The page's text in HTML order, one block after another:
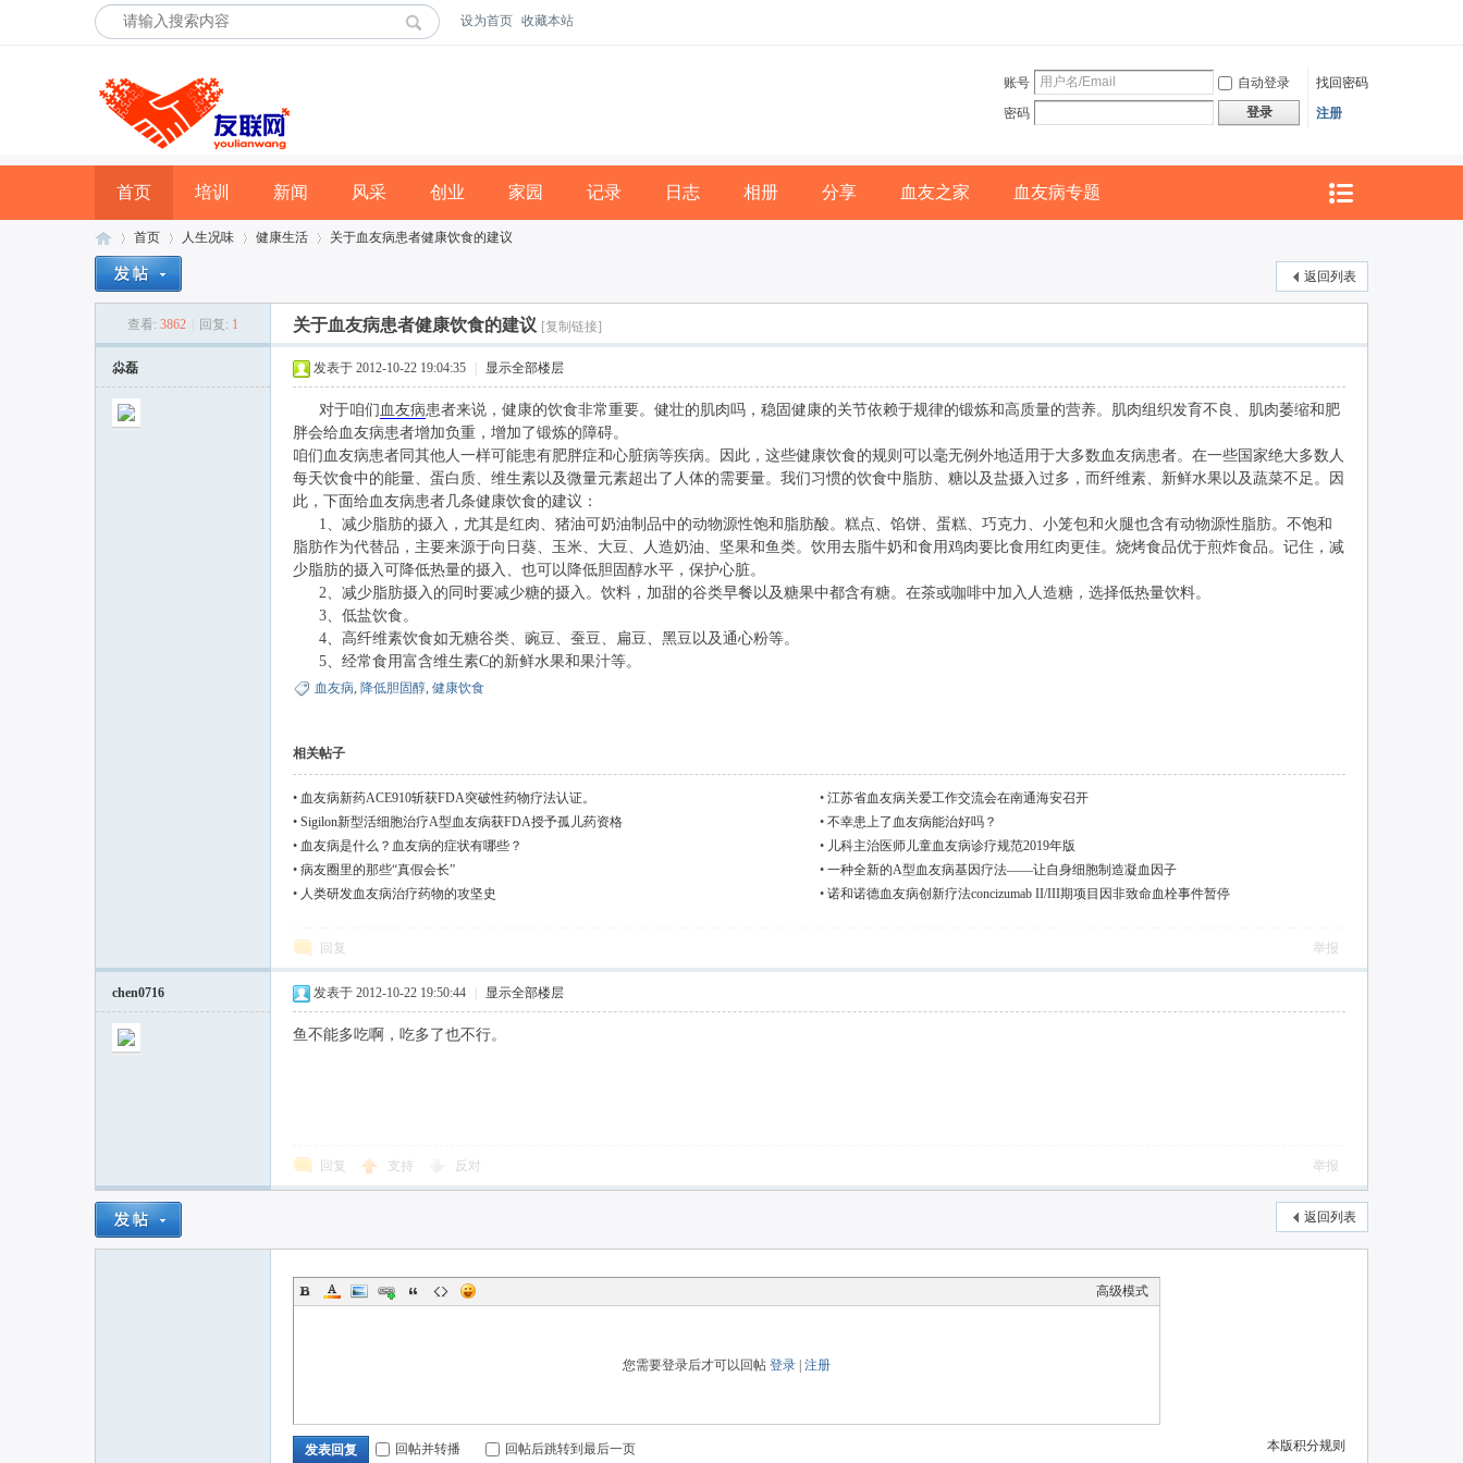
设为首页 收藏本站
账号 自动登录
找回密码
密码
登录 注册
首页 培训 新闻 风采 创业 家园 记录 日志 相册 分享 血友之家 血友病专题
首页
›
人生况味
›
健康生活
›
关于血友病患者健康饮食的建议
返回列表
查看: 3862 回复: 1 关于血友病患者健康饮食的建议 [复制链接]
尛磊 发表于 2012-10-22 19:04:35 显示全部楼层
对于咱们 血友病患者来说，健康的饮食非常重要。健壮的肌肉吗，稳固健康的关节依赖于规律的锻炼和高质量的营养。肌肉组织发育不良、肌肉萎缩和肥
胖会给血友病患者增加负重，增加了锻炼的障碍。
咱们血友病患者同其他人一样可能患有肥胖症和心脏病等疾病。因此，这些健康饮食的规则可以毫无例外地适用于大多数血友病患者。在一些国家绝大多数人
每天饮食中的能量、蛋白质、维生素以及微量元素超出了人体的需要量。我们习惯的饮食中脂肪、糖以及盐摄入过多，而纤维素、新鲜水果以及蔬菜不足。因
此，下面给血友病患者几条健康饮食的建议：
1、减少脂肪的摄入，尤其是红肉、猪油可奶油制品中的动物源性饱和脂肪酸。糕点、馅饼、蛋糕、巧克力、小笼包和火腿也含有动物源性脂肪。不饱和
脂肪作为代替品，主要来源于向日葵、玉米、大豆、人造奶油、坚果和鱼类。饮用去脂牛奶和食用鸡肉要比食用红肉更佳。烧烤食品优于煎炸食品。记住，减
少脂肪的摄入可降低热量的摄入、也可以降低胆固醇水平，保护心脏。
2、减少脂肪摄入的同时要减少糖的摄入。饮料，加甜的谷类早餐以及糖果中都含有糖。在茶或咖啡中加入人造糖，选择低热量饮料。
3、低盐饮食。
4、高纤维素饮食如无糖谷类、豌豆、蚕豆、扁豆、黑豆以及通心粉等。
5、经常食用富含维生素C的新鲜水果和果汁等。
血友病, 降低胆固醇, 健康饮食
相关帖子
• 血友病新药ACE910斩获FDA突破性药物疗法认证。 • 江苏省血友病关爱工作交流会在南通海安召开
• Sigilon新型活细胞治疗A型血友病获FDA授予孤儿药资格 • 不幸患上了血友病能治好吗？
• 血友病是什么？血友病的症状有哪些？ • 儿科主治医师儿童血友病诊疗规范2019年版
• 病友圈里的那些“真假会长” • 一种全新的A型血友病基因疗法——让自身细胞制造凝血因子
• 人类研发血友病治疗药物的攻坚史 • 诺和诺德血友病创新疗法concizumab II/III期项目因非致命血栓事件暂停
回复 举报
chen0716 发表于 2012-10-22 19:50:44 显示全部楼层
鱼不能多吃啊，吃多了也不行。
回复 支持 反对 举报
返回列表
高级模式
您需要登录后才可以回帖 登录 注册
本版积分规则
发表回复 回帖并转播 回帖后跳转到最后一页